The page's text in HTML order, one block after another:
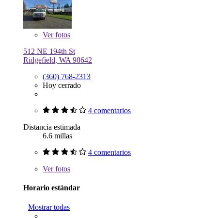
Verfotos
512 NE 194th St
Ridgefield, WA 98642
(360) 768-2313
Hoy cerrado
4 comentarios
Distancia estimada
6.6 millas
4 comentarios
Verfotos
Horario estándar
Mostrar todas